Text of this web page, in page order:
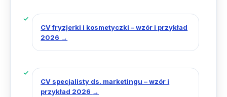
CV fryzjerki i kosmetyczki – wzór i przykład
2026 →
CV specjalisty ds. marketingu – wzór i
przykład 2026 →